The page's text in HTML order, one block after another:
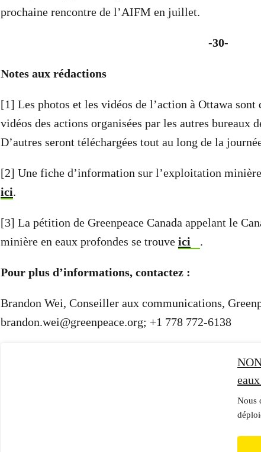
prochaine rencontre de l’AIFM en juillet.
-30-
Notes aux rédactions
[1] Les photos et les vidéos de l’action à Ottawa sont
vidéos des actions organisées par les autres bureaux
D’autres seront téléchargées tout au long de la
[2] Une fiche d’information sur l’exploitation
ici.
[3] La pétition de Greenpeace Canada appelant le
minière en eaux profondes se trouve ici .
Pour plus d’informations, contactez :
Brandon Wei, Conseiller aux communications,
brandon.wei@greenpeace.org; +1 778 772-6138
Nous